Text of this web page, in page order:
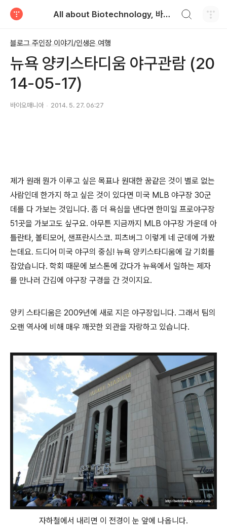
All about Biotechnology, 바이오텍의 모든 것
블로그 주인장 이야기/인생은 여행
뉴욕 양키스타디움 야구관람 (20
14-05-17)
바이오매니아 2014. 5. 27. 06:27
제가 원래 뭔가 이루고 싶은 목표나 원대한 꿈같은 것이 별로 없는
사람인데 한가지 하고 싶은 것이 있다면 미국 MLB 야구장 30군
데를 다 가보는 것입니다. 좀 더 욕심을 낸다면 한미일 프로야구장
51곳을 가보고도 싶구요. 아무튼 지금까지 MLB 야구장 가운데 아
틀란타, 볼티모어, 샌프란시스코. 피츠버그 이렇게 네 군데에 가봤
는데요. 드디어 미국 야구의 중심! 뉴욕 양키스타디움에 갈 기회를
잡았습니다. 학회 때문에 보스톤에 갔다가 뉴욕에서 일하는 제자
를 만나러 간김에 야구장 구경을 간 것이지요.
양키 스타디움은 2009년에 새로 지은 야구장입니다. 그래서 팀의
오랜 역사에 비해 매우 깨끗한 외관을 자랑하고 있습니다.
자하철에서 내리면 이 전경이 눈 앞에 나옵니다.